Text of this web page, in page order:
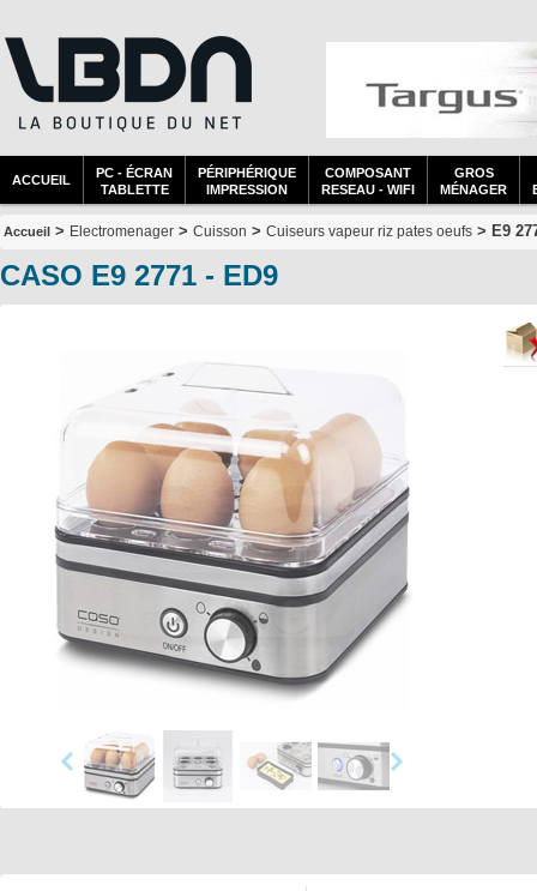
ACCUEIL
PC - ÉCRAN
TABLETTE
PÉRIPHÉRIQUE
IMPRESSION
COMPOSANT
RESEAU - WIFI
GROS
MÉNAGER
Accueil > Electromenager > Cuisson > Cuiseurs vapeur riz pates oeufs > E9
CASO E9 2771 - ED9